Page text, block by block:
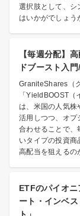
選択肢として、シ
はいかがでしょう
【毎週分配】
ドブースト入
GraniteShares（
「YieldBOOST（
は、米国の人気株
活用しつつ、オプ
合わせることで、
いタイプの投資商
高配当を狙えるの
ETFのパイオニ
ート・インベ
ト」